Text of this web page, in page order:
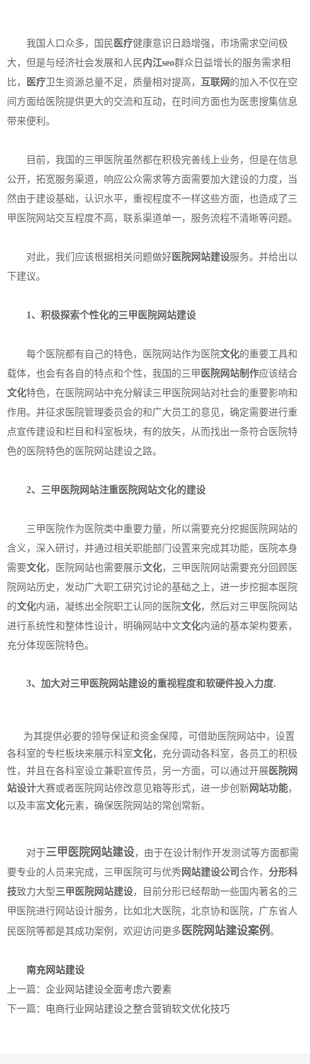
我国人口众多，国民 医疗健康意识日趋增强，市场需求空间极
大，但是与经济社会发展和人民内江seo群众日益增长的服务需求相
比，
医疗 卫生资源总量不足，质量相对提高， 互联网 的加入不仅在空
间方面给医院提供更大的交流和互动，在时间方面也为医患搜集信息
带来便利。
目前，我国的三甲医院虽然都在积极完善线上业务，但是在信息
公开，拓宽服务渠道，响应公众需求等方面需要加大建设的力度，当
然由于建设基础，认识水平，重视程度不一样这些方面，也造成了三
甲医院网站交互程度不高，联系渠道单一，服务流程不清晰等问题。
对此，我们应该根据相关问题做好 医院网站建设服务。并给出以
下建议。
1、积极探索个性化的三甲医院网站建设
每个医院都有自己的特色，医院网站作为医院文化的重要工具和
载体，也会有各自的特点和个性，我国的三甲 医院网站制作应该结合
文化特色，在医院网站中充分解读三甲医院网站对社会的重要影响和
作用。并征求医院管理委员会的和广大员工的意见，确定需要进行重
点宣传建设和栏目和科室板块，有的放矢，从而找出一条符合医院特
色的医院特色的医院网站建设之路。
2、三甲医院网站注重医院网站文化的建设
三甲医院作为医院类中重要力量，所以需要充分挖掘医院网站的
含义，深入研讨，并通过相关职能部门设置来完成其功能，医院本身
需要文化，医院网站也需要展示文化，三甲医院网站需要充分回顾医
院网站历史，发动广大职工研究讨论的基础之上，进一步挖掘本医院
的文化内涵，凝练出全院职工认同的医院文化，然后对三甲医院网站
进行系统性和整体性设计，明确网站中文文化内涵的基本架构要素，
充分体现医院特色。
3、加大对三甲医院网站建设的重视程度和软硬件投入力度.
为其提供必要的领导保证和资金保障，可借助医院网站中，设置
各科室的专栏板块来展示科室文化，充分调动各科室，各员工的积极
性，并且在各科室设立兼职宣传员，另一方面，可以通过开展 医院网
站设计大赛或者医院网站修改意见箱等形式，进一步创新 网站功能，
以及丰富文化元素，确保医院网站的常创常新。
对于三甲医院网站建设，由于在设计制作开发测试等方面都需
要专业的人员来完成，三甲医院可与优秀 网站建设公司 合作， 分形科
技致力大型三甲医院网站建设，目前分形已经帮助一些国内著名的三
甲医院进行网站设计服务，比如北大医院，北京协和医院，广东省人
民医院等都是其成功案例，欢迎访问更多 医院网站建设案例 。
南充网站建设
上一篇： 企业网站建设全面考虑六要素
下一篇： 电商行业网站建设之整合营销软文优化技巧